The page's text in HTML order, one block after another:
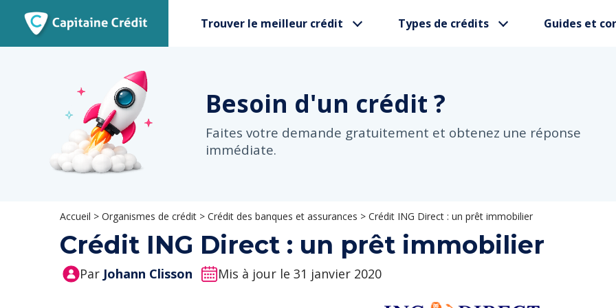
Trouver le meilleur crédit Types de crédits Guides et
Besoin d'un crédit ?
Faites votre demande gratuitement et obtenez une réponse
immédiate.
Accueil > Organismes de crédit > Crédit des banques et assurances > Crédit ING Direct : un prêt immobilier
Crédit ING Direct : un prêt immobilier
Par Johann Clisson Mis à jour le 31 janvier 2020